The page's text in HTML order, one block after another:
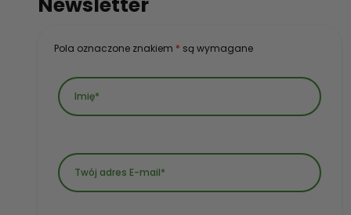
Pola oznaczone znakiem * są wymagane